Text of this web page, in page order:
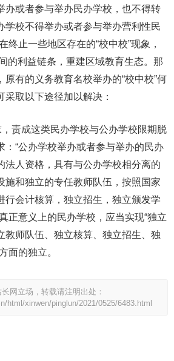
办或者参与举办民办学校，也不得转
学校不得举办或者参与举办营利性民
终止一些地区存在的“校中校”现象，
间的利益链条，重建区域教育生态。那
有的义务教育名校举办的“校中校”何
取以下途径加以解决：
，责成这类民办学校与公办学校限期脱
：“公办学校举办或者参与举办的民办
法人资格，具有与公办学校相分离的
施和独立的专任教师队伍，按照国家
行会计核算，独立招生，独立颁发学
正意义上的民办学校，应当实现“独立
教师队伍、独立核算、独立招生、独
面的独立。
网立场，转载请注明出处：
html/xinwen/pinglun/2021/0525/6483.html